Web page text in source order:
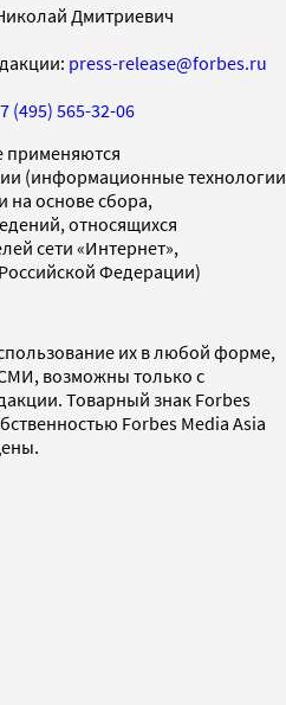
Дмитриевич
press-release@forbes.ru
(495) 565-32-06
применяются
(информационные технологии
основе сбора,
относящихся
сети «Интернет»,
Федерации)
их в любой форме,
возможны только с
Товарный знак Forbes
Forbes Media Asia